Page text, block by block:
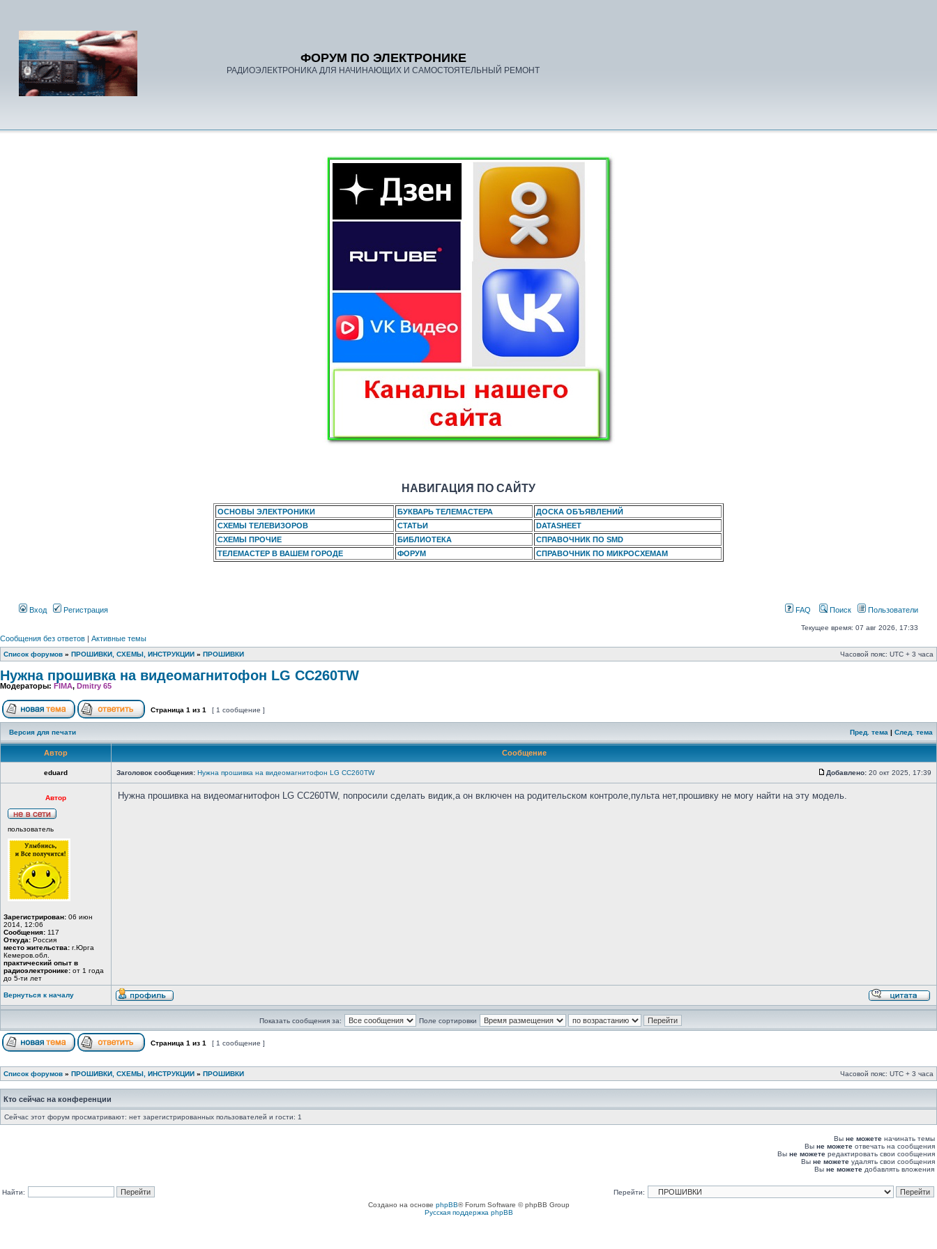
ФОРУМ ПО ЭЛЕКТРОНИКЕ
РАДИОЭЛЕКТРОНИКА ДЛЯ НАЧИНАЮЩИХ И САМОСТОЯТЕЛЬНЫЙ РЕМОНТ
НАВИГАЦИЯ ПО САЙТУ
ОСНОВЫ ЭЛЕКТРОНИКИ БУКВАРЬ ТЕЛЕМАСТЕРА
ДОСКА ОБЪЯВЛЕНИЙ
СХЕМЫ ТЕЛЕВИЗОРОВ
СТАТЬИ
DATASHEET
СХЕМЫ ПРОЧИЕ
БИБЛИОТЕКА
СПРАВОЧНИК ПО SMD
ТЕЛЕМАСТЕР В ВАШЕМ ГОРОДЕ
ФОРУМ СПРАВОЧНИК ПО МИКРОСХЕМАМ
Вход Регистрация FAQ Поиск Пользователи
Текущее время: 07 авг 2026, 17:33
Сообщения без ответов | Активные темы
Список форумов » ПРОШИВКИ, СХЕМЫ, ИНСТРУКЦИИ » ПРОШИВКИ Часовой пояс: UTC + 3 часа
Нужна прошивка на видеомагнитофон LG CC260TW
Модераторы: FIMA, Dmitry 65
Страница 1 из 1 [ 1 сообщение ]
Версия для печати Пред. тема | След. тема
Автор Сообщение
eduard Заголовок сообщения: Нужна прошивка на видеомагнитофон LG CC260TW Добавлено: 20 окт 2025, 17:39
Автор
пользователь
Зарегистрирован: 06 июн
2014, 12:06
Сообщения: 117
Откуда: Россия
место жительства: г.Юрга
Кемеров.обл.
практический опыт в
радиоэлектронике: от 1 года
до 5-ти лет
Нужна прошивка на видеомагнитофон LG CC260TW, попросили сделать видик,а он включен на родительском контроле,пульта нет,прошивку не могу найти на эту модель.
Вернуться к началу
Показать сообщения за: Поле сортировки
Страница 1 из 1 [ 1 сообщение ]
Список форумов » ПРОШИВКИ, СХЕМЫ, ИНСТРУКЦИИ » ПРОШИВКИ Часовой пояс: UTC + 3 часа
Кто сейчас на конференции
Сейчас этот форум просматривают: нет зарегистрированных пользователей и гости: 1
Вы не можете начинать темы
Вы не можете отвечать на сообщения
Вы не можете редактировать свои сообщения
Вы не можете удалять свои сообщения
Вы не можете добавлять вложения
Найти:
Перейти:
Создано на основе phpBB® Forum Software © phpBB Group
Русская поддержка phpBB